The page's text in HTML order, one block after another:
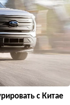
с Китае